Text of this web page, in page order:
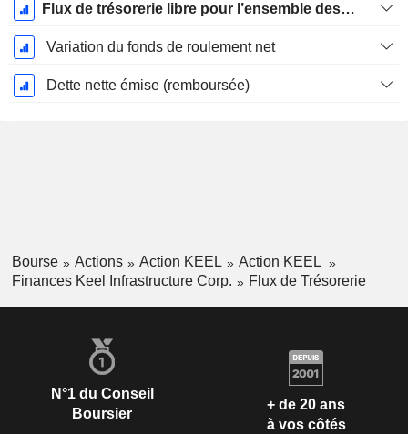
Flux de trésorerie libre pour l’ensemble des pourvoyeurs de fonds (créanciers et actionnaires) FCFF
Variation du fonds de roulement net
Dette nette émise (remboursée)
Bourse Actions Action KEEL
Action KEEL
Finances Keel Infrastructure Corp.
Flux de Trésorerie
N°1 du Conseil
Boursier
+ de 20 ans
à vos côtés